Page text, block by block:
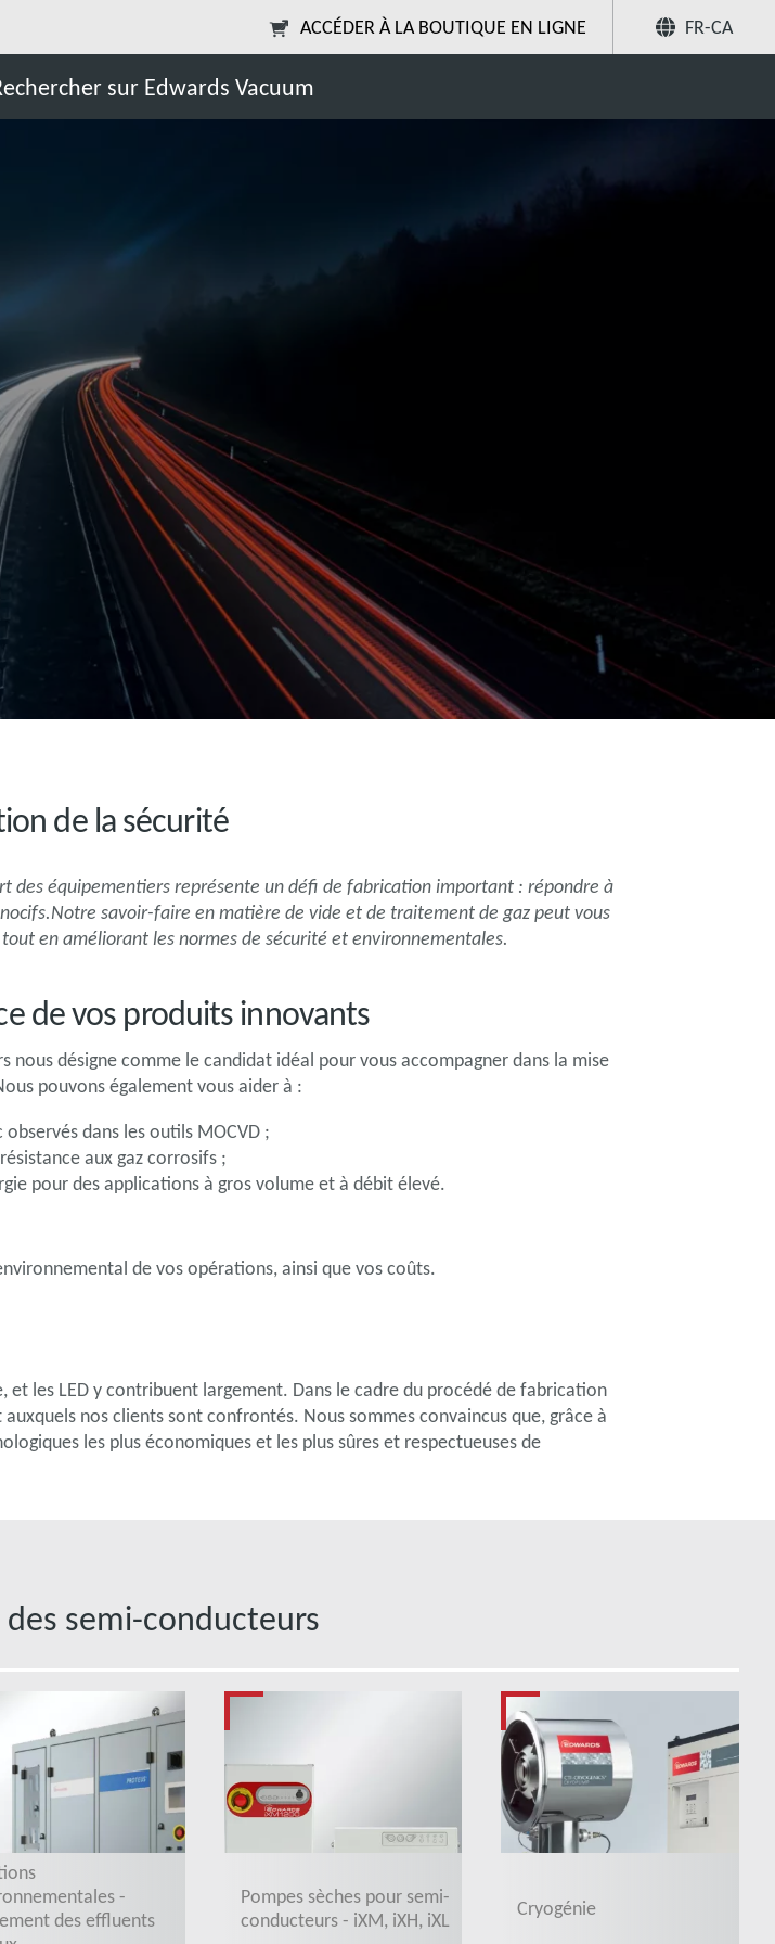
ACCÉDER À LA BOUTIQUE EN LIGNE FR-CA
sur Edwards Vacuum
Eclairage LED Partager
de la sécurité
des équipementiers représente un défi de fabrication important : répondre à
savoir-faire en matière de vide et de traitement de gaz peut vous
en améliorant les normes de sécurité et environnementales.
de vos produits innovants
désigne comme le candidat idéal pour vous accompagner dans la mise
pouvons également vous aider à :
dans les outils MOCVD ;
aux gaz corrosifs ;
pour des applications à gros volume et à débit élevé.
de vos opérations, ainsi que vos coûts.
les LED y contribuent largement. Dans le cadre du procédé de fabrication
nos clients sont confrontés. Nous sommes convaincus que, grâce à
les plus économiques et les plus sûres et respectueuses de
semi-conducteurs
-
des effluents
Pompes sèches pour semi-
conducteurs - iXM, iXH, iXL
Cryogénie